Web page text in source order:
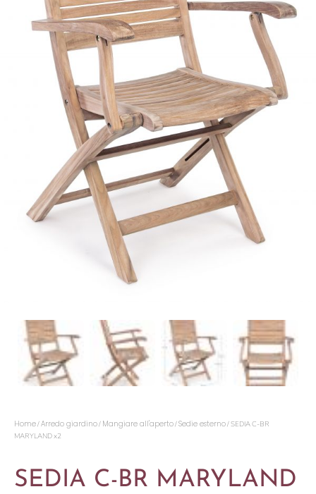
Home/Arredo giardino/ Mangiare all'aperto/Sedie esterno/ SEDIA C-BR
MARYLAND x2
SEDIA C-BR MARYLAND